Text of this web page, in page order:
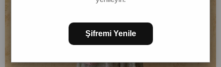
Şifremi Yenile